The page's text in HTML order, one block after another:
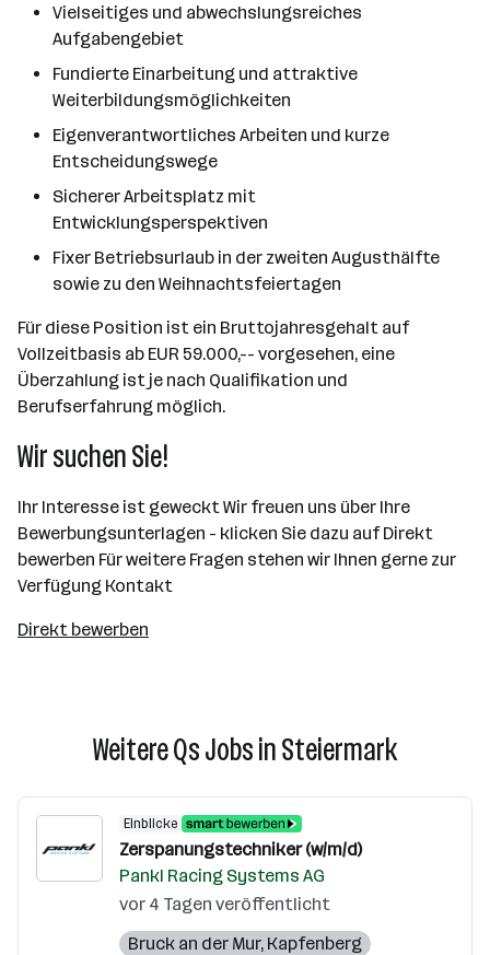
Vielseitiges und abwechslungsreiches
Aufgabengebiet
Fundierte Einarbeitung und attraktive
Weiterbildungsmöglichkeiten
Eigenverantwortliches Arbeiten und kurze
Entscheidungswege
Sicherer Arbeitsplatz mit
Entwicklungsperspektiven
Fixer Betriebsurlaub in der zweiten Augusthälfte
sowie zu den Weihnachtsfeiertagen
Für diese Position ist ein Bruttojahresgehalt auf
Vollzeitbasis ab EUR 59.000,-- vorgesehen, eine
Überzahlung ist je nach Qualifikation und
Berufserfahrung möglich.
Wir suchen Sie!
Ihr Interesse ist geweckt Wir freuen uns über Ihre
Bewerbungsunterlagen - klicken Sie dazu auf Direkt
bewerben Für weitere Fragen stehen wir Ihnen gerne zur
Verfügung Kontakt
Direkt bewerben
Weitere Qs Jobs in Steiermark
Einblicke
Zerspanungstechniker (w/m/d)
Pankl Racing Systems AG
vor 4 Tagen veröffentlicht
Bruck an der Mur, Kapfenberg